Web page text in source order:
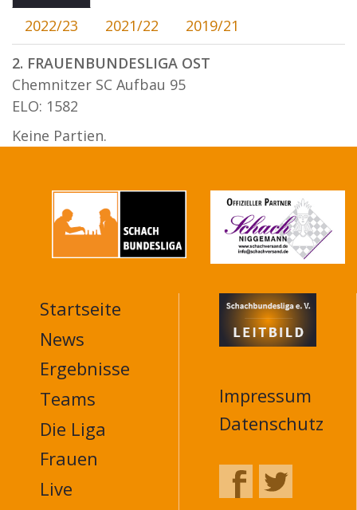
2022/23
2021/22
2019/21
2. FRAUENBUNDESLIGA OST
Chemnitzer SC Aufbau 95
ELO: 1582
Keine Partien.
MAIN
NAVIGATION
FOOTER
Startseite
News
Ergebnisse
Teams
Die Liga
Frauen
Live
Impressum
Datenschutz